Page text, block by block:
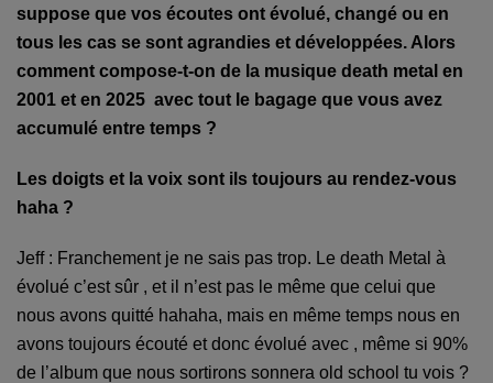
suppose que vos écoutes ont évolué, changé ou en
tous les cas se sont agrandies et développées. Alors
comment compose-t-on de la musique death metal en
2001 et en 2025 avec tout le bagage que vous avez
accumulé entre temps ?
Les doigts et la voix sont ils toujours au rendez-vous
haha ?
Jeff : Franchement je ne sais pas trop. Le death Metal à
évolué c’est sûr , et il n’est pas le même que celui que
nous avons quitté hahaha, mais en même temps nous en
avons toujours écouté et donc évolué avec , même si 90%
de l’album que nous sortirons sonnera old school tu vois ?